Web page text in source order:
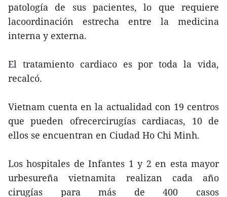
patología de sus pacientes, lo que requiere
lacoordinación estrecha entre la medicina
interna y externa.
El tratamiento cardiaco es por toda la vida,
recalcó.
Vietnam cuenta en la actualidad con 19 centros
que pueden ofrecercirugías cardiacas, 10 de
ellos se encuentran en Ciudad Ho Chi Minh.
Los hospitales de Infantes 1 y 2 en esta mayor
urbesureña vietnamita realizan cada año
cirugías para más de 400 casos